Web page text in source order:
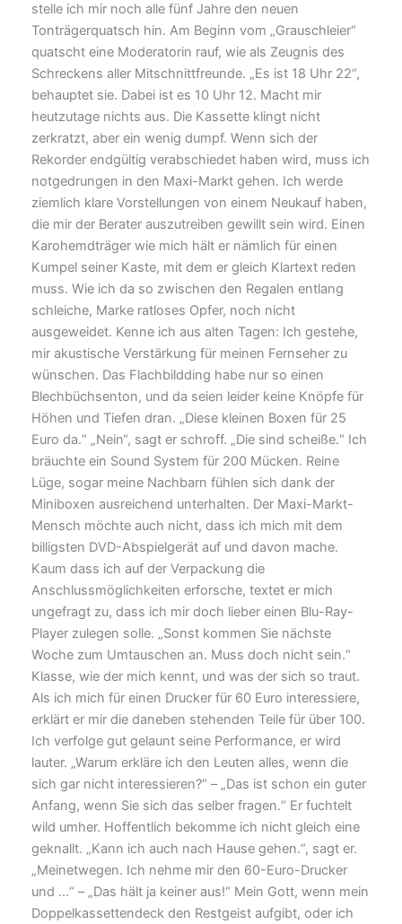
stelle ich mir noch alle fünf Jahre den neuen
Tonträgerquatsch hin. Am Beginn vom „Grauschleier“
quatscht eine Moderatorin rauf, wie als Zeugnis des
Schreckens aller Mitschnittfreunde. „Es ist 18 Uhr 22“,
behauptet sie. Dabei ist es 10 Uhr 12. Macht mir
heutzutage nichts aus. Die Kassette klingt nicht
zerkratzt, aber ein wenig dumpf. Wenn sich der
Rekorder endgültig verabschiedet haben wird, muss ich
notgedrungen in den Maxi-Markt gehen. Ich werde
ziemlich klare Vorstellungen von einem Neukauf haben,
die mir der Berater auszutreiben gewillt sein wird. Einen
Karohemdträger wie mich hält er nämlich für einen
Kumpel seiner Kaste, mit dem er gleich Klartext reden
muss. Wie ich da so zwischen den Regalen entlang
schleiche, Marke ratloses Opfer, noch nicht
ausgeweidet. Kenne ich aus alten Tagen: Ich gestehe,
mir akustische Verstärkung für meinen Fernseher zu
wünschen. Das Flachbildding habe nur so einen
Blechbüchsenton, und da seien leider keine Knöpfe für
Höhen und Tiefen dran. „Diese kleinen Boxen für 25
Euro da.“ „Nein“, sagt er schroff. „Die sind scheiße.“ Ich
bräuchte ein Sound System für 200 Mücken. Reine
Lüge, sogar meine Nachbarn fühlen sich dank der
Miniboxen ausreichend unterhalten. Der Maxi-Markt-
Mensch möchte auch nicht, dass ich mich mit dem
billigsten DVD-Abspielgerät auf und davon mache.
Kaum dass ich auf der Verpackung die
Anschlussmöglichkeiten erforsche, textet er mich
ungefragt zu, dass ich mir doch lieber einen Blu-Ray-
Player zulegen solle. „Sonst kommen Sie nächste
Woche zum Umtauschen an. Muss doch nicht sein.“
Klasse, wie der mich kennt, und was der sich so traut.
Als ich mich für einen Drucker für 60 Euro interessiere,
erklärt er mir die daneben stehenden Teile für über 100.
Ich verfolge gut gelaunt seine Performance, er wird
lauter. „Warum erkläre ich den Leuten alles, wenn die
sich gar nicht interessieren?“ – „Das ist schon ein guter
Anfang, wenn Sie sich das selber fragen.“ Er fuchtelt
wild umher. Hoffentlich bekomme ich nicht gleich eine
geknallt. „Kann ich auch nach Hause gehen.“, sagt er.
„Meinetwegen. Ich nehme mir den 60-Euro-Drucker
und …“ – „Das hält ja keiner aus!“ Mein Gott, wenn mein
Doppelkassettendeck den Restgeist aufgibt, oder ich